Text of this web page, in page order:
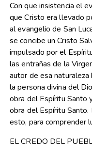
Con que insistencia el
que Cristo era llevado
al evangelio de San
se concibe un Cristo
impulsado por el
las entrañas de la
autor de esa naturaleza
la persona divina del
obra del Espíritu Santo
obra del Espíritu Santo.
esto, para comprender
EL CREDO DEL